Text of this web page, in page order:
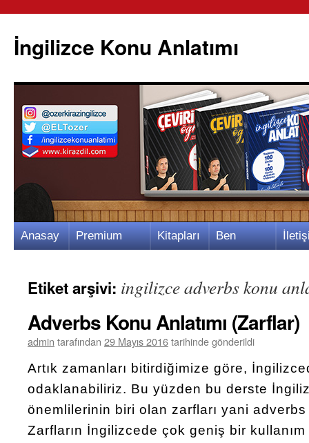
İngilizce Konu Anlatımı
İçeriğe
Anasay Premium Kitapları Ben
Etiket arşivi: ingilizce adverbs konu
Adverbs Konu Anlatımı (Zarflar)
admin tarafından 29 Mayıs 2016tarihinde gönderildi
Artık zamanları bitirdiğimize göre,
odaklanabiliriz. Bu yüzden bu derste
önemlilerinin biri olan zarfları yani
Zarfların İngilizcede çok geniş bir kullanım